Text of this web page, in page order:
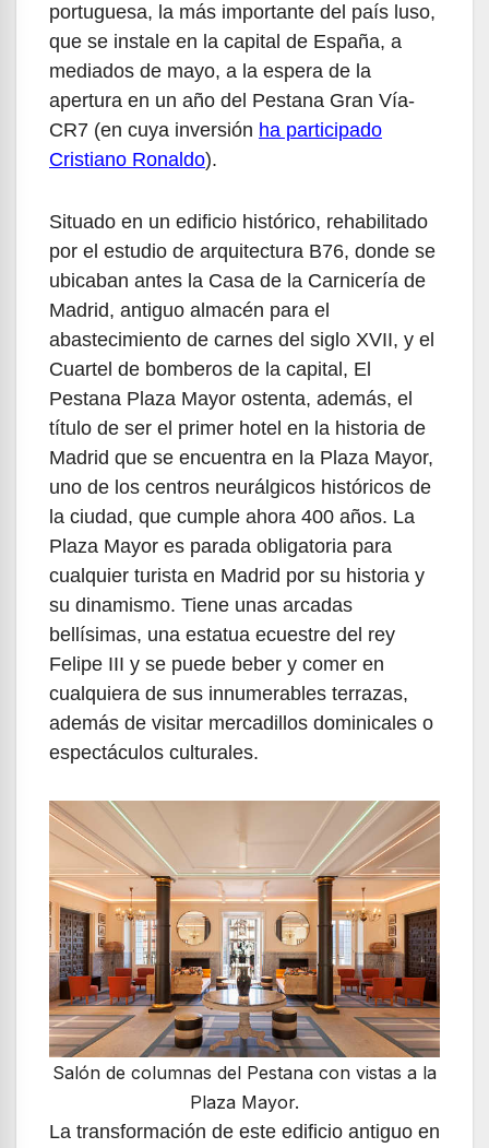
portuguesa, la más importante del país luso,
que se instale en la capital de España, a
mediados de mayo, a la espera de la
apertura en un año del Pestana Gran Vía-
CR7 (en cuya inversión ha participado
Cristiano Ronaldo).
Situado en un edificio histórico, rehabilitado
por el estudio de arquitectura B76, donde se
ubicaban antes la Casa de la Carnicería de
Madrid, antiguo almacén para el
abastecimiento de carnes del siglo XVII, y el
Cuartel de bomberos de la capital, El
Pestana Plaza Mayor ostenta, además, el
título de ser el primer hotel en la historia de
Madrid que se encuentra en la Plaza Mayor,
uno de los centros neurálgicos históricos de
la ciudad, que cumple ahora 400 años. La
Plaza Mayor es parada obligatoria para
cualquier turista en Madrid por su historia y
su dinamismo. Tiene unas arcadas
bellísimas, una estatua ecuestre del rey
Felipe III y se puede beber y comer en
cualquiera de sus innumerables terrazas,
además de visitar mercadillos dominicales o
espectáculos culturales.
Salón de columnas del Pestana con vistas a la
Plaza Mayor.
La transformación de este edificio antiguo en